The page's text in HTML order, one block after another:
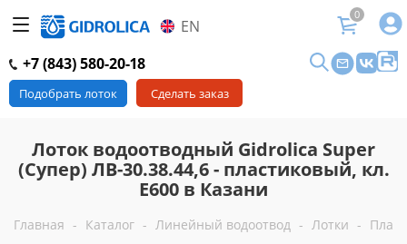
EN
0
+7 (843) 580-20-18
Подобрать лоток Сделать заказ
Лоток водоотводный Gidrolica Super
(Супер) ЛВ-30.38.44,6 - пластиковый, кл.
Е600 в Казани
Главная - Каталог - Линейный водоотвод - Лотки -